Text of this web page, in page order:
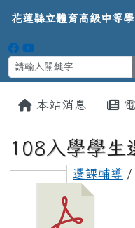
花蓮縣立體育
導覽列
花蓮縣立體育高級中等
本站消息
108入學學生
選課輔導 /